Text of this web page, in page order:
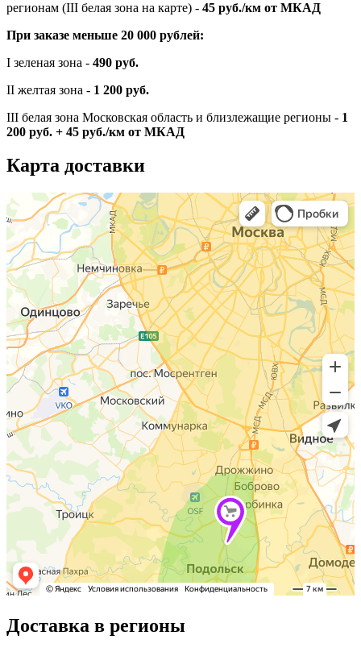
регионам (III белая зона на карте) - 45 руб./км от МКАД
При заказе меньше 20 000 рублей:
I зеленая зона - 490 руб.
II желтая зона - 1 200 руб.
III белая зона Московская область и близлежащие регионы - 1
200 руб. + 45 руб./км от МКАД
Карта доставки
Доставка в регионы